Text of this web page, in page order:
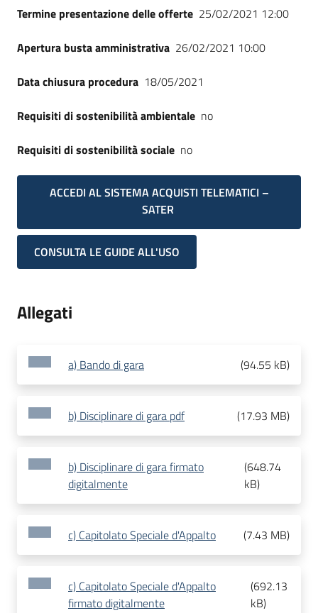
Termine presentazione delle offerte 25/02/2021 12:00
Apertura busta amministrativa 26/02/2021 10:00
Data chiusura procedura 18/05/2021
Requisiti di sostenibilità ambientale no
Requisiti di sostenibilità sociale no
ACCEDI AL SISTEMA ACQUISTI TELEMATICI –
SATER
CONSULTA LE GUIDE ALL'USO
Allegati
a) Bando di gara (94.55 kB)
b) Disciplinare di gara pdf (17.93 MB)
b) Disciplinare di gara firmato
digitalmente
(648.74
kB)
c) Capitolato Speciale d'Appalto (7.43 MB)
c) Capitolato Speciale d'Appalto
firmato digitalmente
(692.13
kB)